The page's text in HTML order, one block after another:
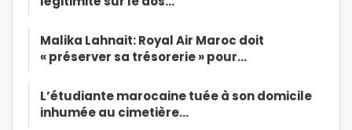
Malika Lahnait: Royal Air Maroc doit
« préserver sa trésorerie » pour…
L’étudiante marocaine tuée à son domicile
inhumée au cimetière…